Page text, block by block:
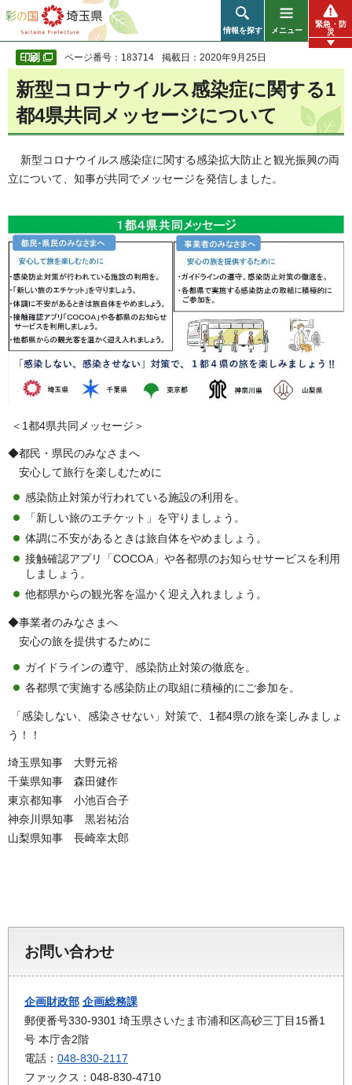
彩の国 埼玉県
情報を探す メニュー
緊急・防
災
ページ番号：183714 掲載日：2020年9月25日
新型コロナウイルス感染症に関する1
都4県共同メッセージについて
新型コロナウイルス感染症に関する感染拡大防止と観光振興の両
立について、知事が共同でメッセージを発信しました。
＜1都4県共同メッセージ＞
◆都民・県民のみなさまへ
安心して旅行を楽しむために
感染防止対策が行われている施設の利用を。
「新しい旅のエチケット」を守りましょう。
体調に不安があるときは旅自体をやめましょう。
接触確認アプリ「COCOA」や各都県のお知らせサービスを利用
しましょう。
他都県からの観光客を温かく迎え入れましょう。
◆事業者のみなさまへ
安心の旅を提供するために
ガイドラインの遵守、感染防止対策の徹底を。
各都県で実施する感染防止の取組に積極的にご参加を。
「感染しない、感染させない」対策で、1都4県の旅を楽しみましょ
う！！
埼玉県知事 大野元裕
千葉県知事 森田健作
東京都知事 小池百合子
神奈川県知事 黒岩祐治
山梨県知事 長崎幸太郎
お問い合わせ
企画財政部 企画総務課
郵便番号330-9301 埼玉県さいたま市浦和区高砂三丁目15番1
号 本庁舎2階
電話： 048-830-2117
ファックス：048-830-4710